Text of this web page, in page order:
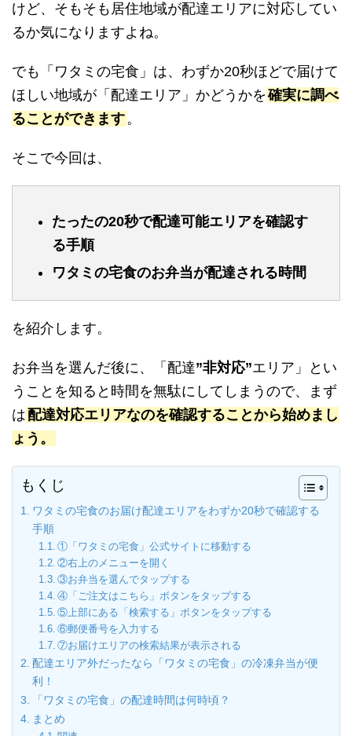
けど、そもそも居住地域が配達エリアに対応してい
るか気になりますよね。
でも「ワタミの宅食」は、わずか20秒ほどで届けて
ほしい地域が「配達エリア」かどうかを 確実に調べ
ることができます。
そこで今回は、
たったの20秒で配達可能エリアを確認す
る手順
ワタミの宅食のお弁当が配達される時間
を紹介します。
お弁当を選んだ後に、「配達”非対応”エリア」とい
うことを知ると時間を無駄にしてしまうので、まず
は 配達対応エリアなのを確認することから始めまし
ょう。
もくじ
ワタミの宅食のお届け配達エリアをわずか20秒で確認する
手順
①「ワタミの宅食」公式サイトに移動する
②右上のメニューを開く
③お弁当を選んでタップする
④「ご注文はこちら」ボタンをタップする
⑤上部にある「検索する」ボタンをタップする
⑥郵便番号を入力する
⑦お届けエリアの検索結果が表示される
配達エリア外だったなら「ワタミの宅食」の冷凍弁当が便
利！
「ワタミの宅食」の配達時間は何時頃？
まとめ